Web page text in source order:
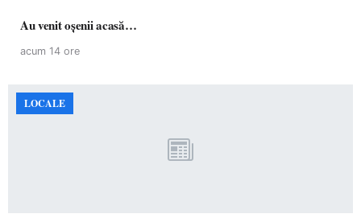
Au venit oșenii acasă…
acum 14 ore
LOCALE